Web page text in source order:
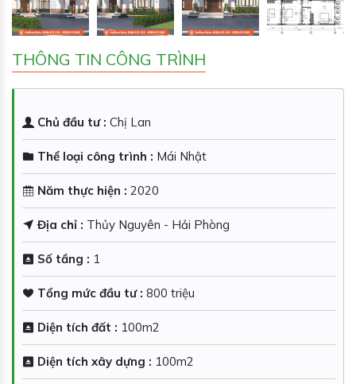
THÔNG TIN CÔNG TRÌNH
Chủ đầu tư : Chị Lan
Thể loại công trình : Mái Nhật
Năm thực hiện : 2020
Địa chỉ : Thủy Nguyên - Hải Phòng
Số tầng : 1
Tổng mức đầu tư : 800 triệu
Diện tích đất : 100m2
Diện tích xây dựng : 100m2